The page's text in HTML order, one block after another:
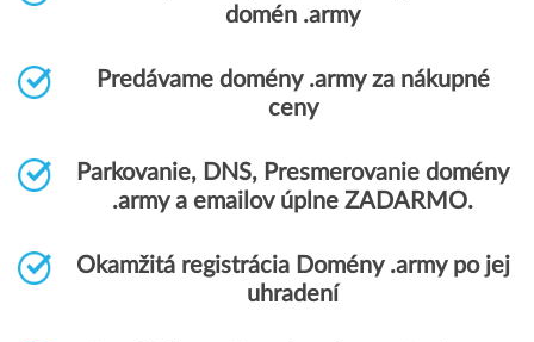
domén .army
Predávame domény .army za nákupné
ceny
Parkovanie, DNS, Presmerovanie domény
.army a emailov úplne ZADARMO.
Okamžitá registrácia Domény .army po jej
uhradení